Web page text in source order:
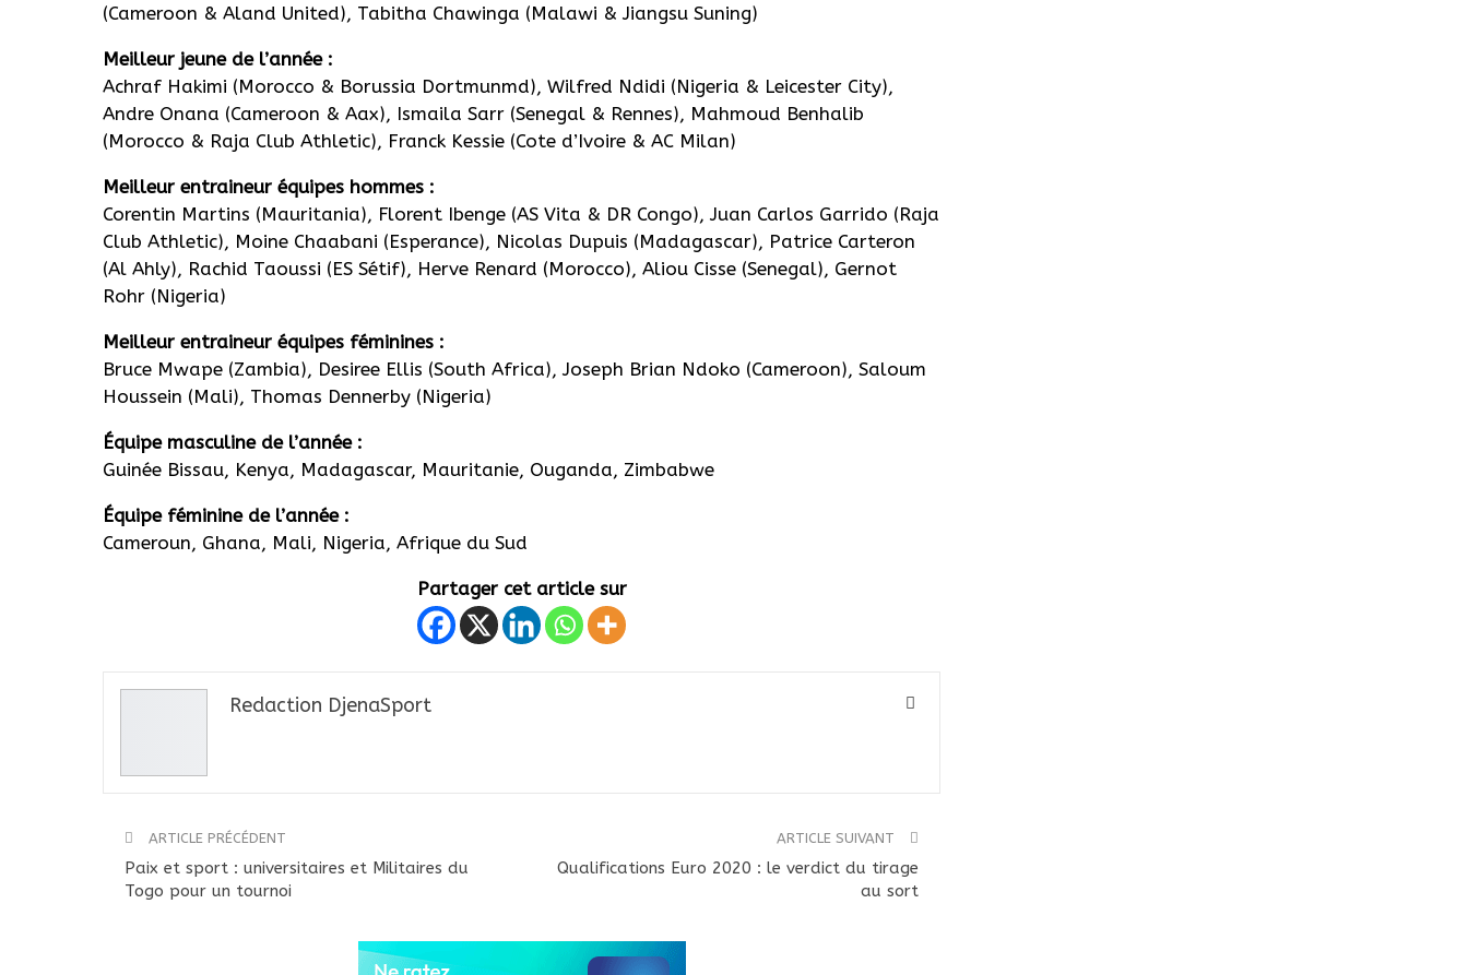
(Cameroon & Aland United), Tabitha Chawinga (Malawi & Jiangsu Suning)
Meilleur jeune de l’année :
Achraf Hakimi (Morocco & Borussia Dortmunmd), Wilfred Ndidi (Nigeria & Leicester City),
Andre Onana (Cameroon & Aax), Ismaila Sarr (Senegal & Rennes), Mahmoud Benhalib
(Morocco & Raja Club Athletic), Franck Kessie (Cote d’Ivoire & AC Milan)
Meilleur entraineur équipes hommes :
Corentin Martins (Mauritania), Florent Ibenge (AS Vita & DR Congo), Juan Carlos Garrido (Raja
Club Athletic), Moine Chaabani (Esperance), Nicolas Dupuis (Madagascar), Patrice Carteron
(Al Ahly), Rachid Taoussi (ES Sétif), Herve Renard (Morocco), Aliou Cisse (Senegal), Gernot
Rohr (Nigeria)
Meilleur entraineur équipes féminines :
Bruce Mwape (Zambia), Desiree Ellis (South Africa), Joseph Brian Ndoko (Cameroon), Saloum
Houssein (Mali), Thomas Dennerby (Nigeria)
Équipe masculine de l’année :
Guinée Bissau, Kenya, Madagascar, Mauritanie, Ouganda, Zimbabwe
Équipe féminine de l’année :
Cameroun, Ghana, Mali, Nigeria, Afrique du Sud
Partager cet article sur
Redaction DjenaSport
ARTICLE PRÉCÉDENT
Paix et sport : universitaires et Militaires du
Togo pour un tournoi
ARTICLE SUIVANT
Qualifications Euro 2020 : le verdict du tirage
au sort